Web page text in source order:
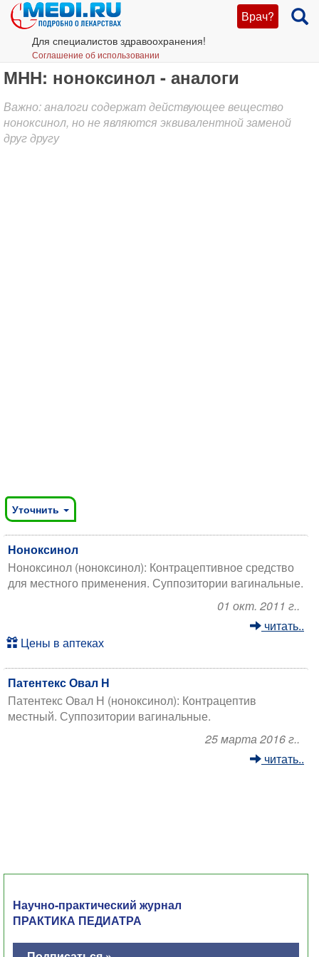
Врач?
Для специалистов здравоохранения!
Соглашение об использовании
МНН: ноноксинол - аналоги
Важно: аналоги содержат действующее вещество
ноноксинол, но не являются эквивалентной заменой
друг другу
Уточнить
Ноноксинол
Ноноксинол (ноноксинол): Контрацептивное средство
для местного применения. Суппозитории вагинальные.
01 окт. 2011 г..
читать..
Цены в аптеках
Патентекс Овал Н
Патентекс Овал Н (ноноксинол): Контрацептив
местный. Суппозитории вагинальные.
25 марта 2016 г..
читать..
Научно-практический журнал
ПРАКТИКА ПЕДИАТРА